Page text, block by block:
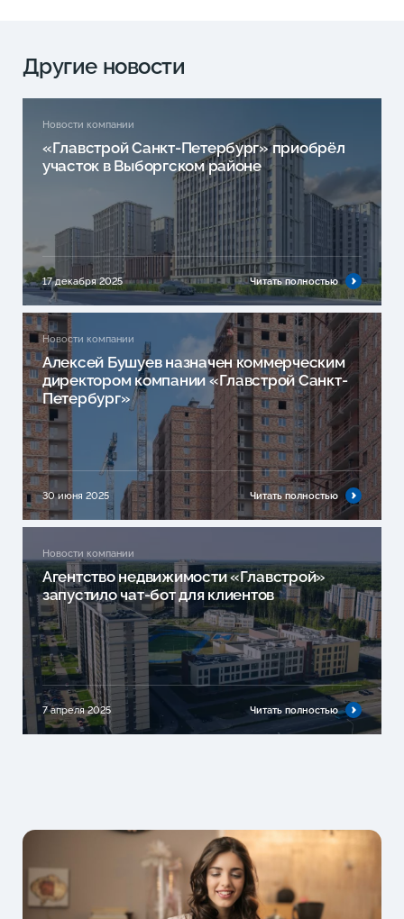
Другие новости
Новости компании
«Главстрой Санкт-Петербург» приобрёл
участок в Выборгском районе
17 декабря 2025 Читать полностью
Новости компании
Алексей Бушуев назначен коммерческим
директором компании «Главстрой Санкт-
Петербург»
30 июня 2025 Читать полностью
Новости компании
Агентство недвижимости «Главстрой»
запустило чат-бот для клиентов
7 апреля 2025 Читать полностью